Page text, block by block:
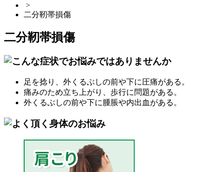
>
二分靭帯損傷
二分靭帯損傷
足を捻り、外くるぶしの前や下に圧痛がある。
痛みのため立ち上がり、歩行に問題がある。
外くるぶしの前や下に腫脹や内出血がある。